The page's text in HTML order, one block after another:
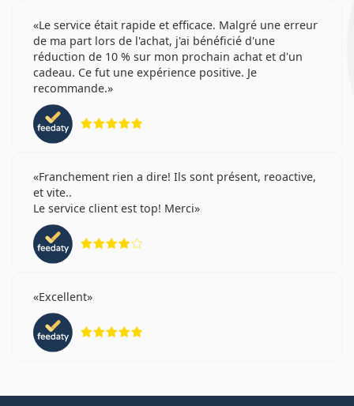
Le service était rapide et efficace. Malgré une erreur
de ma part lors de l'achat, j'ai bénéficié d'une
réduction de 10 % sur mon prochain achat et d'un
cadeau. Ce fut une expérience positive. Je
recommande.
Franchement rien a dire! Ils sont présent, reoactive,
et vite..
Le service client est top! Merci
Excellent